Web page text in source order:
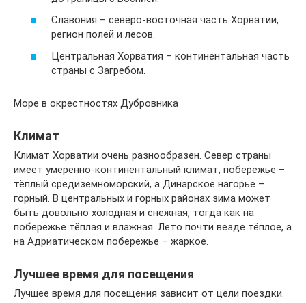
Славония – северо-восточная часть Хорватии,
регион полей и лесов.
Центральная Хорватия – континентальная часть
страны с Загребом.
Море в окрестностях Дубровника
Климат
Климат Хорватии очень разнообразен. Север страны
имеет умеренно-континентальный климат, побережье –
тёплый средиземноморский, а Динарское нагорье –
горный. В центральных и горных районах зима может
быть довольно холодная и снежная, тогда как на
побережье тёплая и влажная. Лето почти везде тёплое, а
на Адриатическом побережье – жаркое.
Лучшее время для посещения
Лучшее время для посещения зависит от цели поездки.